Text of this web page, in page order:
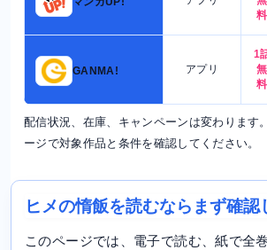
料
GANMA! アプリ
1
無
料
配信状況、在庫、キャンペーンは変わります
ージで対象作品と条件を確認してください。
ヒメの惰飯を読むならまず確認
このページでは、電子で読む、紙で全